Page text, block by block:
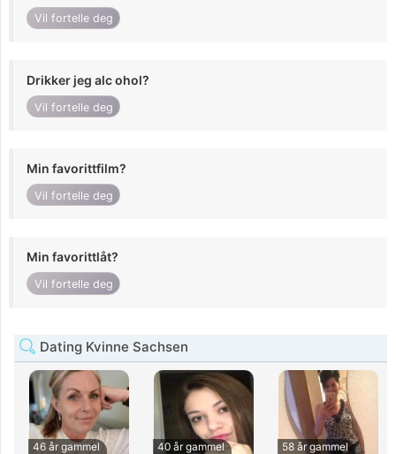
Vil fortelle deg
Drikker jeg alc ohol?
Vil fortelle deg
Min favorittfilm?
Vil fortelle deg
Min favorittlåt?
Vil fortelle deg
Dating Kvinne Sachsen
46 år gammel
40 år gammel
58 år gammel